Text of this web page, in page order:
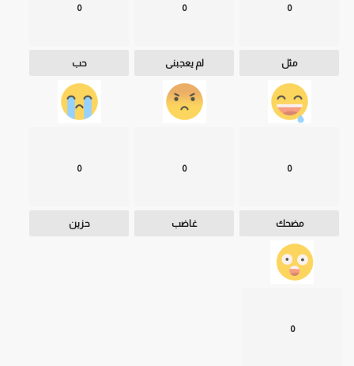
0
مثل
0
لم يعجبنى
0
حب
0
مضحك
0
غاضب
0
حزين
0